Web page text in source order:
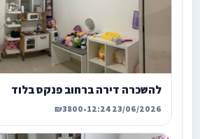
להשכרה דירה ברחוב פנקס בלוד
23/06/2026 12:24
•
₪3800